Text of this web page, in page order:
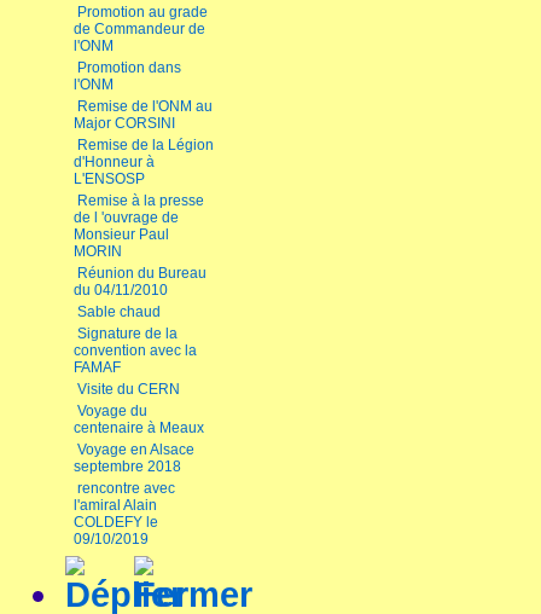
Promotion au grade
de Commandeur de
l'ONM
Promotion dans
l'ONM
Remise de l'ONM au
Major CORSINI
Remise de la Légion
d'Honneur à
L'ENSOSP
Remise à la presse
de l 'ouvrage de
Monsieur Paul
MORIN
Réunion du Bureau
du 04/11/2010
Sable chaud
Signature de la
convention avec la
FAMAF
Visite du CERN
Voyage du
centenaire à Meaux
Voyage en Alsace
septembre 2018
rencontre avec
l'amiral Alain
COLDEFY le
09/10/2019